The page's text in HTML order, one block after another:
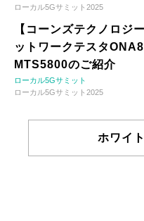
ローカル5Gサミット2025
【コーンズテクノロ
ットワークテスタ
MTS5800のご紹介
ローカル5Gサミット
ローカル5Gサミット2025
ホワイ